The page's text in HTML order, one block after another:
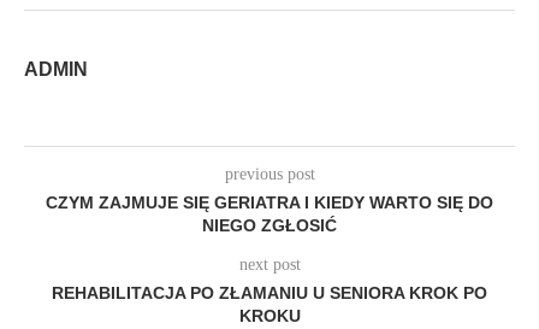
ADMIN
previous post
CZYM ZAJMUJE SIĘ GERIATRA I KIEDY WARTO SIĘ DO
NIEGO ZGŁOSIĆ
next post
REHABILITACJA PO ZŁAMANIU U SENIORA KROK PO
KROKU